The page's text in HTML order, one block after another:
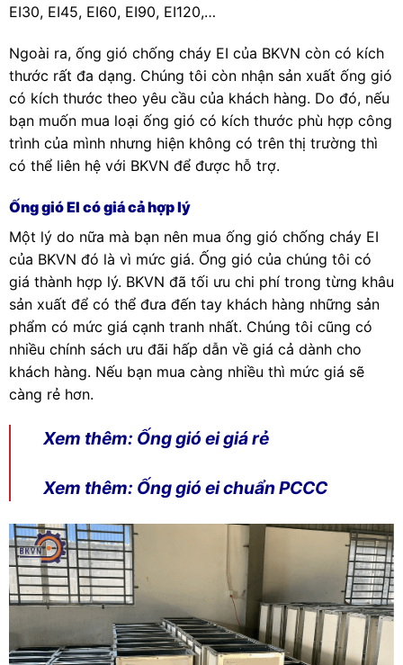
EI30, EI45, EI60, EI90, EI120,…
Ngoài ra, ống gió chống cháy EI của BKVN còn có kích
thước rất đa dạng. Chúng tôi còn nhận sản xuất ống gió
có kích thước theo yêu cầu của khách hàng. Do đó, nếu
bạn muốn mua loại ống gió có kích thước phù hợp công
trình của mình nhưng hiện không có trên thị trường thì
có thể liên hệ với BKVN để được hỗ trợ.
Ống gió EI có giá cả hợp lý
Một lý do nữa mà bạn nên mua ống gió chống cháy EI
của BKVN đó là vì mức giá. Ống gió của chúng tôi có
giá thành hợp lý. BKVN đã tối ưu chi phí trong từng khâu
sản xuất để có thể đưa đến tay khách hàng những sản
phẩm có mức giá cạnh tranh nhất. Chúng tôi cũng có
nhiều chính sách ưu đãi hấp dẫn về giá cả dành cho
khách hàng. Nếu bạn mua càng nhiều thì mức giá sẽ
càng rẻ hơn.
Xem thêm: Ống gió ei giá rẻ
Xem thêm: Ống gió ei chuẩn PCCC